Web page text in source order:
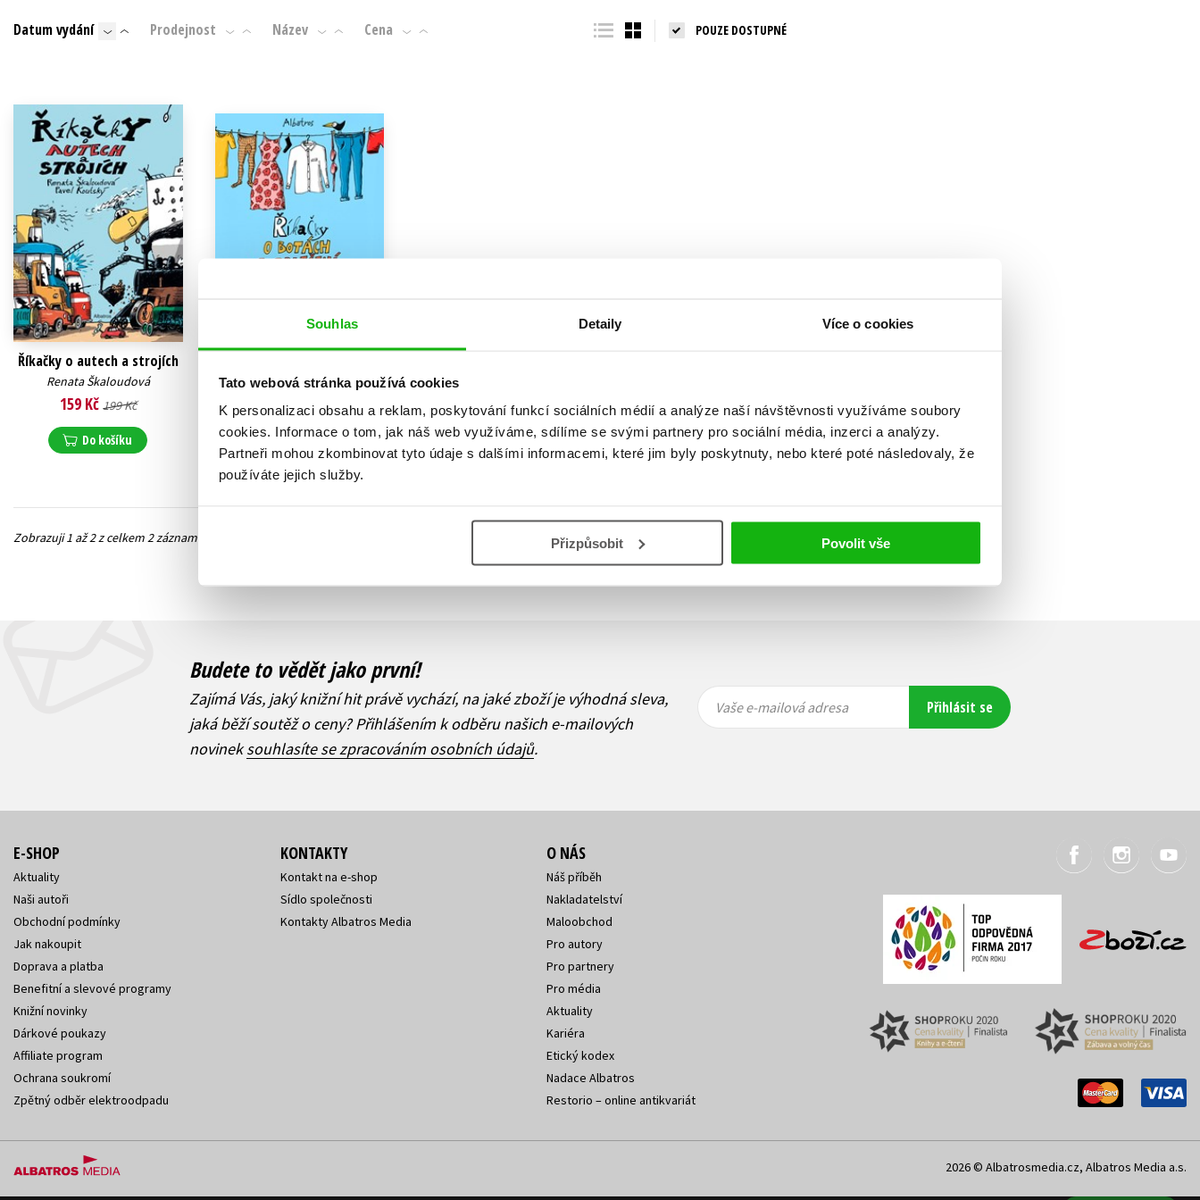
Souhlas Detaily Více o cookies
Tato webová stránka používá cookies
K personalizaci obsahu a reklam, poskytování funkcí sociálních médií a analýze naší návštěvnosti využíváme soubory
cookies. Informace o tom, jak náš web využíváme, sdílíme se svými partnery pro sociální média, inzerci a analýzy.
Partneři mohou zkombinovat tyto údaje s dalšími informacemi, které jim byly poskytnuty, nebo které poté následovaly, že
používáte jejich služby.
Přizpůsobit Povolit vše
Beletrie pro děti
Byznys a ekonomie
Jazyky
Komiks
Populárně - naučné pro děti
Young adult (SK)
Datum vydání Prodejnost Název Cena POUZE DOSTUPNÉ
Říkačky o autech a strojích
Renata Škaloudová
159 Kč 199 Kč
Do košíku
Renata Škaloudová
135 Kč169 Kč
Do košíku
Zobraz záznamů
Zobrazuji 1 až 2 z celkem 2 záznamů
Budete to vědět jako první!
Zajímá Vás, jaký knižní hit právě vychází, na jaké zboží je výhodná sleva,
jaká běží soutěž o ceny? Přihlášením k odběru našich e-mailových
novineksouhlasíte se zpracováním osobních údajů.
Vaše e-
mailová
Vaše e-
mailová
Vaše e-mailová adresa Přihlásit se
E-SHOP
Aktuality
Naši autoři
Obchodní podmínky
Jak nakoupit
Doprava a platba
Benefitní a slevové programy
Knižní novinky
Dárkové poukazy
Affiliate program
Ochrana soukromí
Zpětný odběr elektroodpadu
KONTAKTY
Kontakt na e-shop
Sídlo společnosti
Kontakty Albatros Media
O NÁS
Náš příběh
Nakladatelství
Maloobchod
Pro autory
Pro partnery
Pro média
Aktuality
Kariéra
Etický kodex
Nadace Albatros
Restorio – online antikvariát
2026 © Albatrosmedia.cz, Albatros Media a.s.